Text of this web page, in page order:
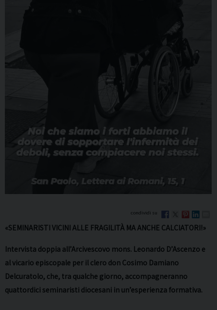
«SEMINARISTI VICINI ALLE FRAGILITÀ MA ANCHE CALCIATORI!»
Intervista doppia all’Arcivescovo mons. Leonardo D’Ascenzo e
al vicario episcopale per il clero don Cosimo Damiano
Delcuratolo, che, tra qualche giorno, accompagneranno
quattordici seminaristi diocesani in un’esperienza formativa.